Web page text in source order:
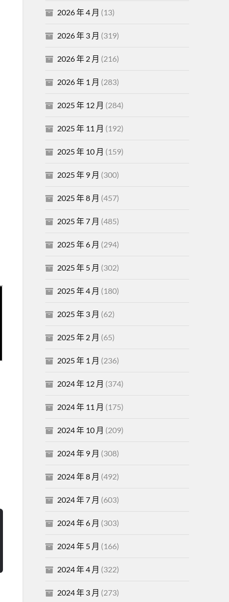
2026 年 4 月 (13)
2026 年 3 月 (319)
2026 年 2 月 (216)
2026 年 1 月 (283)
2025 年 12 月 (284)
2025 年 11 月 (192)
2025 年 10 月 (159)
2025 年 9 月 (300)
2025 年 8 月 (457)
2025 年 7 月 (485)
2025 年 6 月 (294)
2025 年 5 月 (302)
2025 年 4 月 (180)
2025 年 3 月 (62)
2025 年 2 月 (65)
2025 年 1 月 (236)
2024 年 12 月 (374)
2024 年 11 月 (175)
2024 年 10 月 (209)
2024 年 9 月 (308)
2024 年 8 月 (492)
2024 年 7 月 (603)
2024 年 6 月 (303)
2024 年 5 月 (166)
2024 年 4 月 (322)
2024 年 3 月 (273)